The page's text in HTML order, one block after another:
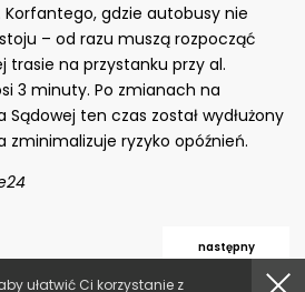
ułatwić Ci korzystanie z
gdzie autobusy nie
– od razu muszą rozpocząć
trasie na przystanku przy al.
3 minuty. Po zmianach na
ten czas został wydłużony
zminimalizuje ryzyko opóźnień.
następny